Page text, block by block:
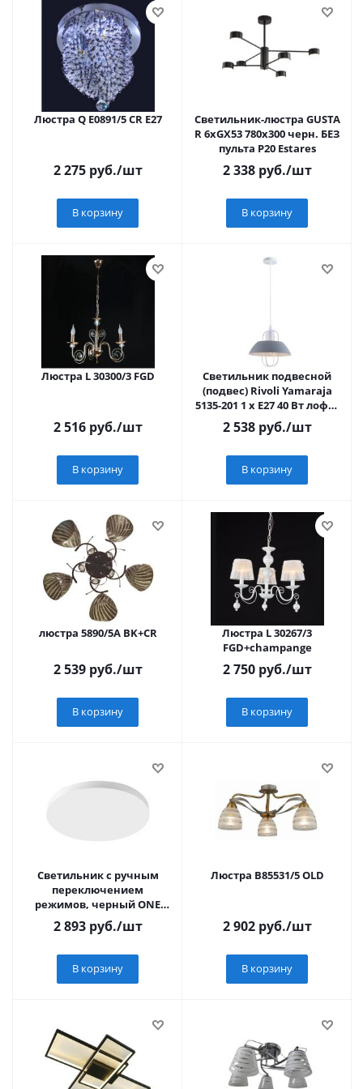
Люстра Q E0891/5 CR E27
2 275руб./шт
В корзину
Светильник-люстра GUSTA
R 6xGX53 780x300 черн. БЕЗ
пульта P20 Estares
2 338руб./шт
В корзину
Люстра L 30300/3 FGD
2 516руб./шт
В корзину
Светильник подвесной
(подвес) Rivoli Yamaraja
5135-201 1 х Е27 40 Вт лофт -
кантри потолочный
2 538руб./шт
В корзину
люстра 5890/5A BK+CR
2 539руб./шт
В корзину
Люстра L 30267/3
FGD+champange
2 750руб./шт
В корзину
Светильник с ручным
переключением
режимов, черный ONE
1/10 Feron AL1600 48W
3840Lm 3000К-6400K
2 893руб./шт
В корзину
Люстра B85531/5 OLD
2 902руб./шт
В корзину